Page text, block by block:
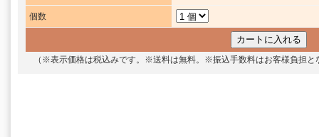
個数
（※表示価格は税込みです。※送料は無料。※振込手数料はお客様負担と